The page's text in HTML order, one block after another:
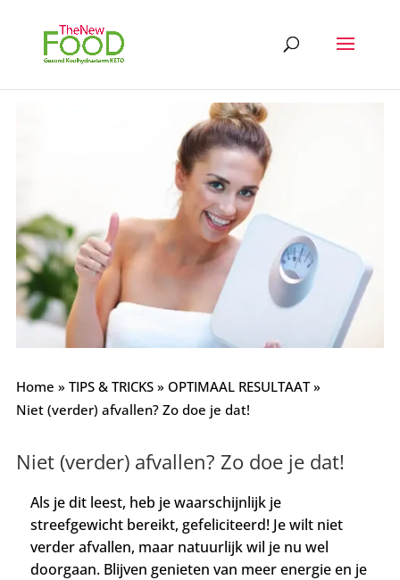
Home » TIPS & TRICKS» OPTIMAAL RESULTAAT»
Niet (verder) afvallen? Zo doe je dat!
Niet (verder) afvallen? Zo doe je dat!
Als je dit leest, heb je waarschijnlijk je
streefgewicht bereikt, gefeliciteerd! Je wilt niet
verder afvallen, maar natuurlijk wil je nu wel
doorgaan. Blijven genieten van meer energie en je